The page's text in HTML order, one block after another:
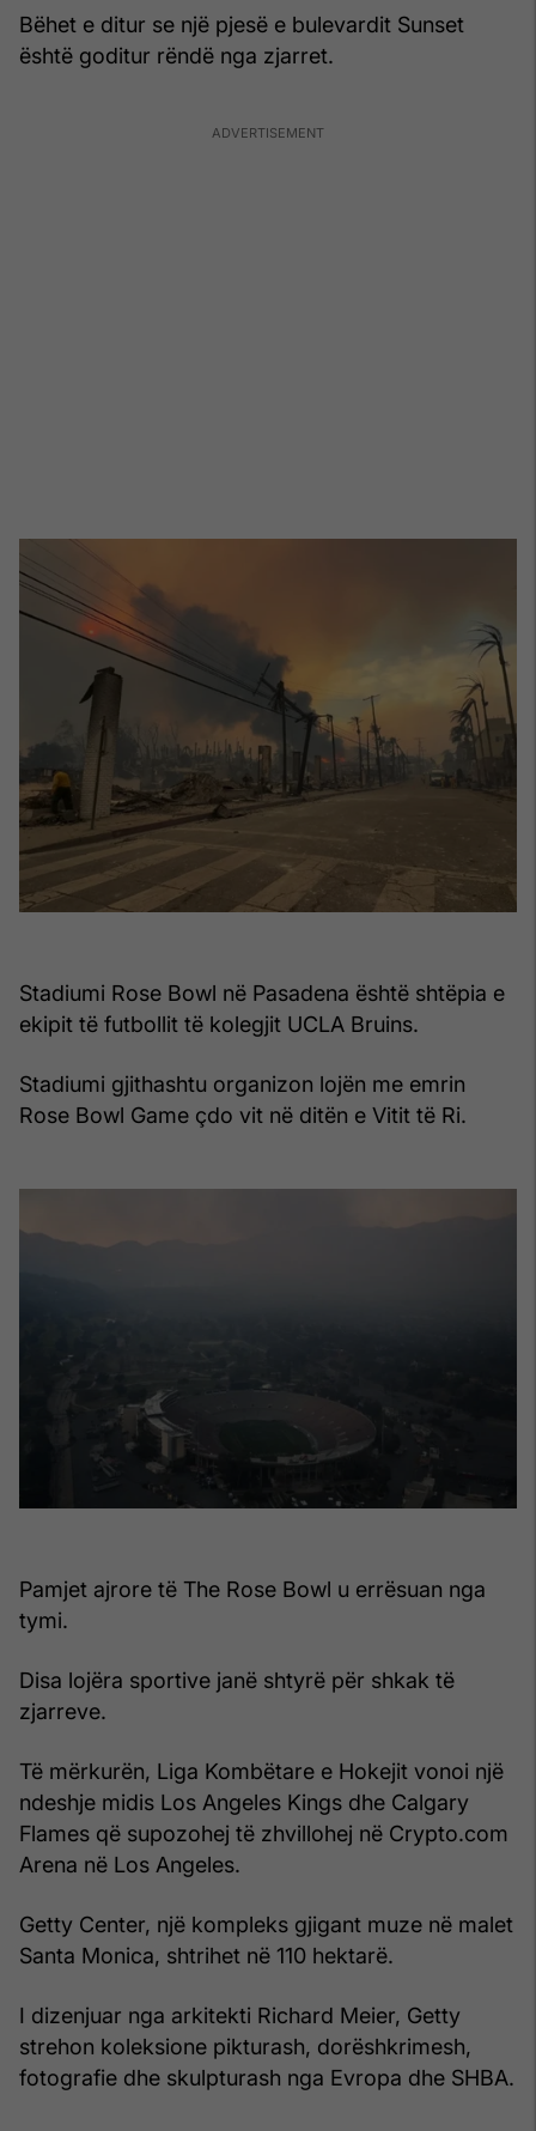
Bëhet e ditur se një pjesë e bulevardit Sunset
është goditur rëndë nga zjarret.
Stadiumi Rose Bowl në Pasadena është shtëpia e
ekipit të futbollit të kolegjit UCLA Bruins.
Stadiumi gjithashtu organizon lojën me emrin
Rose Bowl Game çdo vit në ditën e Vitit të Ri.
Pamjet ajrore të The Rose Bowl u errësuan nga
tymi.
Disa lojëra sportive janë shtyrë për shkak të
zjarreve.
Të mërkurën, Liga Kombëtare e Hokejit vonoi një
ndeshje midis Los Angeles Kings dhe Calgary
Flames që supozohej të zhvillohej në Crypto.com
Arena në Los Angeles.
Getty Center, një kompleks gjigant muze në malet
Santa Monica, shtrihet në 110 hektarë.
I dizenjuar nga arkitekti Richard Meier, Getty
strehon koleksione pikturash, dorëshkrimesh,
fotografie dhe skulpturash nga Evropa dhe SHBA.